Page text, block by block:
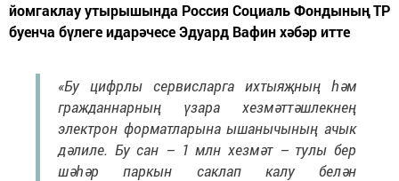
йомгаклау утырышында Россия Социаль Фондының ТР
буенча бүлеге идарәчесе Эдуард Вафин хәбәр итте
«Бу цифрлы сервисларга ихтыяҗның һәм
гражданнарның үзара хезмәттәшлекнең
электрон форматларына ышанычының ачык
дәлиле. Бу сан – 1 млн хезмәт – тулы бер
шәһәр паркын саклап калу белән